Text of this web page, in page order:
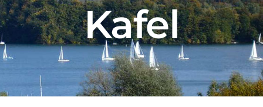
Kafel